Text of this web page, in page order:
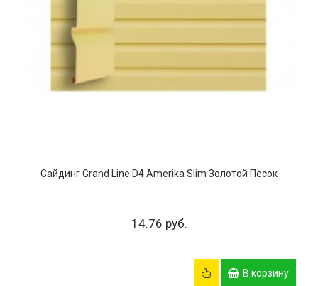
Сайдинг Grand Line D4 Amerika Slim Золотой Песок
14.76 руб.
В корзину